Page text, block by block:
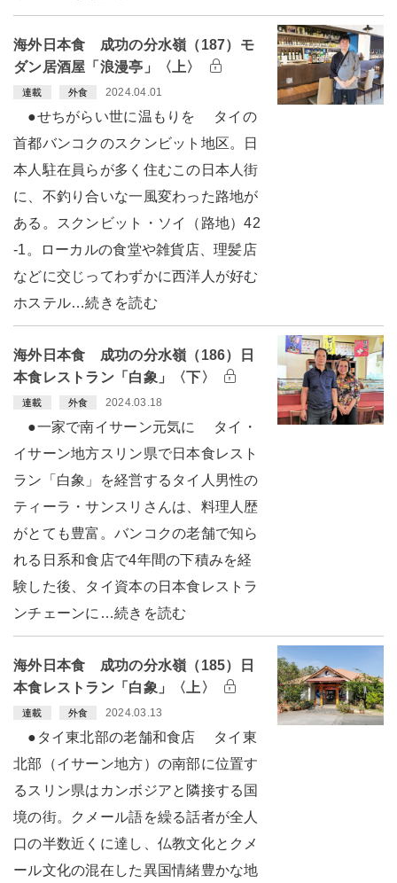
海外日本食 成功の分水嶺（187）モ
ダン居酒屋「浪漫亭」〈上〉
連載 外食 2024.04.01
●せちがらい世に温もりを タイの
首都バンコクのスクンビット地区。日
本人駐在員らが多く住むこの日本人街
に、不釣り合いな一風変わった路地が
ある。スクンビット・ソイ（路地）42
-1。ローカルの食堂や雑貨店、理髪店
などに交じってわずかに西洋人が好む
ホステル…続きを読む
海外日本食 成功の分水嶺（186）日
本食レストラン「白象」〈下〉
連載 外食 2024.03.18
●一家で南イサーン元気に タイ・
イサーン地方スリン県で日本食レスト
ラン「白象」を経営するタイ人男性の
ティーラ・サンスリさんは、料理人歴
がとても豊富。バンコクの老舗で知ら
れる日系和食店で4年間の下積みを経
験した後、タイ資本の日本食レストラ
ンチェーンに…続きを読む
海外日本食 成功の分水嶺（185）日
本食レストラン「白象」〈上〉
連載 外食 2024.03.13
●タイ東北部の老舗和食店 タイ東
北部（イサーン地方）の南部に位置す
るスリン県はカンボジアと隣接する国
境の街。クメール語を繰る話者が全人
口の半数近くに達し、仏教文化とクメ
ール文化の混在した異国情緒豊かな地